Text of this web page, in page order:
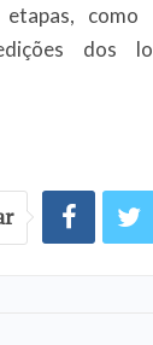
como
dos